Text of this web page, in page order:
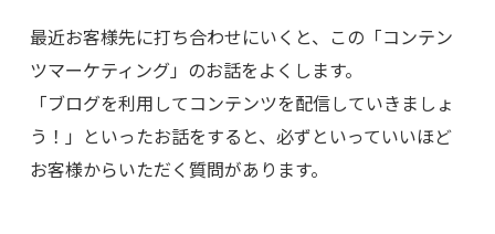
最近お客様先に打ち合わせにいくと、この「コンテン
ツマーケティング」のお話をよくします。
「ブログを利用してコンテンツを配信していきましょ
う！」といったお話をすると、必ずといっていいほど
お客様からいただく質問があります。